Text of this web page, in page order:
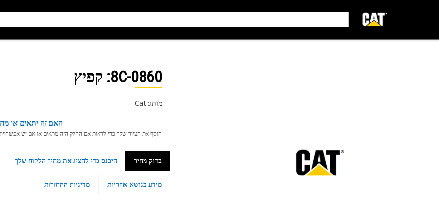
8C-0860: קפיץ
מותג: Cat
האם זה יתאים או
הוסף את הציוד שלך כדי לראות אם החלק הזה מתאים או אם יש אפשרויות
בדוק מחיר היכנס כדי להציג את מחיר הלקוח שלך
מידע בנושא אחריות מדיניות ההחזרות